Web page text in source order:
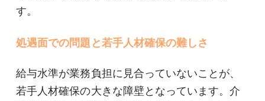
す。
処遇面での問題と若手人材確保の難しさ
給与水準が業務負担に見合っていないことが、
若手人材確保の大きな障壁となっています。介